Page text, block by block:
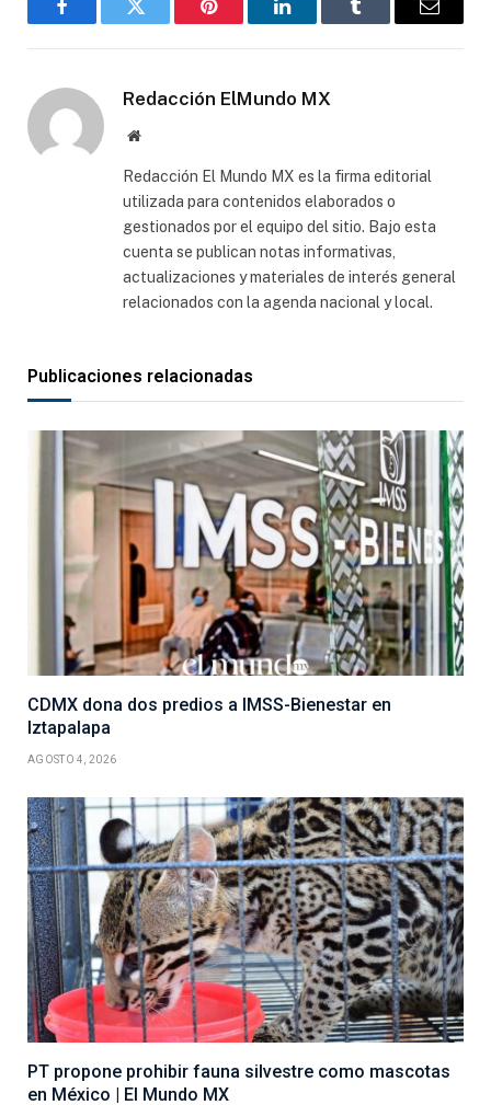
FacebookGorjeo Pinterest LinkedInTumblr
Correo
Redacción ElMundo MX
Sitio
Redacción El Mundo MX es la firma editorial
utilizada para contenidos elaborados o
gestionados por el equipo del sitio. Bajo esta
cuenta se publican notas informativas,
actualizaciones y materiales de interés general
relacionados con la agenda nacional y local.
Publicaciones relacionadas
CDMX dona dos predios a IMSS-Bienestar en
Iztapalapa
AGOSTO 4, 2026
PT propone prohibir fauna silvestre como mascotas
en México | El Mundo MX